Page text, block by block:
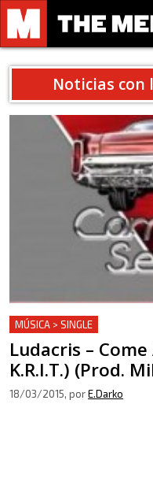
Noticias con
MÚSICA > SINGLE
Ludacris –
K.R.I.T.) (Prod.
18/03/2015, porE.Darko